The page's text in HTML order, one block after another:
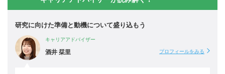
研究に向けた準備と動機について盛り込もう
キャリアアドバイザー
酒井 栞里 プロフィールをみる